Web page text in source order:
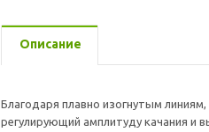
Описание
Благодаря плавно изогнутым
регулирующий амплитуду качания и